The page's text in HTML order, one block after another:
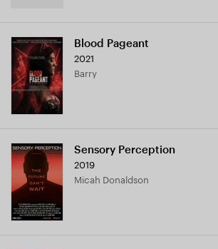
Blood Pageant
2021
Barry
Sensory Perception
2019
Micah Donaldson